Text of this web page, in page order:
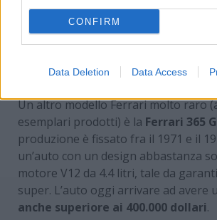
CONFIRM
Data Deletion Data Access
Un altro modello Ferrari molto raro
esemplari prodotti) è la Ferrari 365
produzione è fissato fra il 1971 e il
un’auto con un design abbastanza
motore V12 da 4.4 litri, tale da
super. L’auto oggi arrivare ad avere
anche superiore ai 400.000 dollari.